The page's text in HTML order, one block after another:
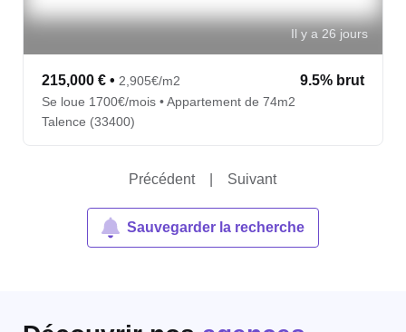
Il y a 26 jours
215,000 € • 2,905€/m2 9.5% brut
Se loue 1700€/mois • Appartement de 74m2
Talence (33400)
Précédent Suivant
Sauvegarder la recherche